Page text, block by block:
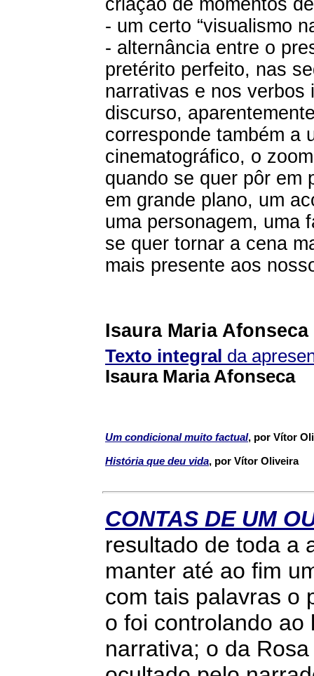
criação de momentos
- um certo “visualismo
- alternância entre o
pretérito perfeito, nas
narrativas e nos verbos
discurso,
corresponde também a
cinematográfico, o
quando se quer pôr em
em grande plano, um
uma personagem, uma
se quer tornar a cena
mais presente aos
Isaura Maria Afonseca
Texto integral da
Isaura Maria Afonseca
Um condicional muito factual, por Vítor
História que deu vida, por Vítor Oliveira
CONTAS DE UM
resultado de toda a
manter até ao fim
com tais palavras o
o foi controlando ao
narrativa; o da